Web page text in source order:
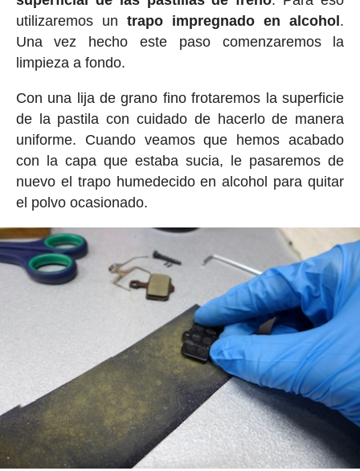
utilizaremos un trapo impregnado en alcohol .
Una vez hecho este paso comenzaremos la
limpieza a fondo.
Con una lija de grano fino frotaremos la superficie
de la pastila con cuidado de hacerlo de manera
uniforme. Cuando veamos que hemos acabado
con la capa que estaba sucia, le pasaremos de
nuevo el trapo humedecido en alcohol para quitar
el polvo ocasionado.